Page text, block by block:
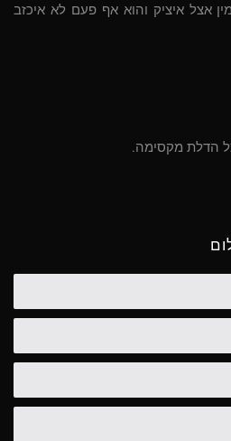
אצל איציק והוא אף פעם לא איכזב
הדלת מקסימה.